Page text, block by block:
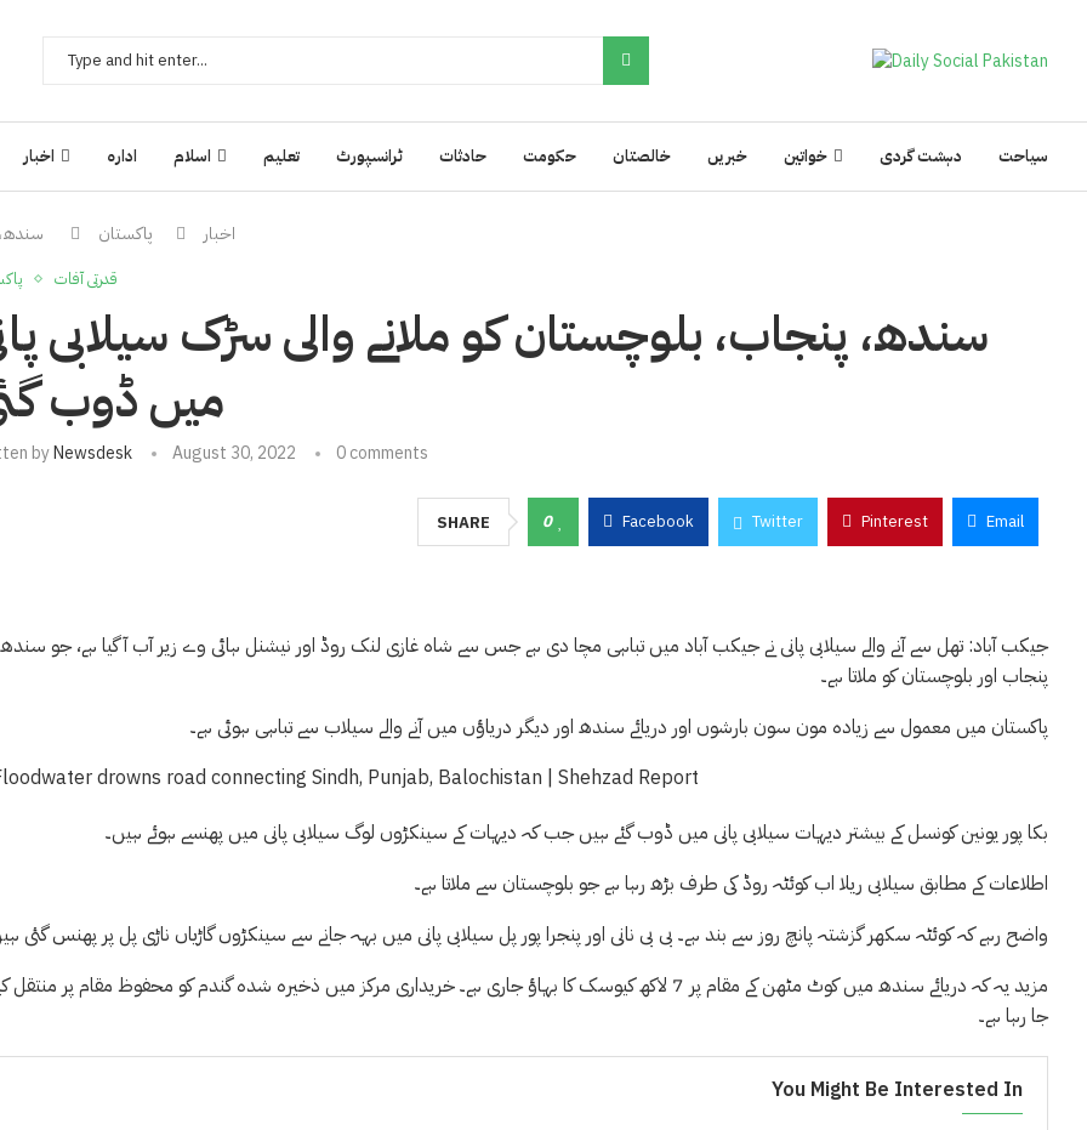
اخبار ادارہ اسلام تعلیم ٹرانسپورٹ حادثات حکومت خالصتان خبریں خواتین دہشت گردی سیاحت
اخبار پاکستان
قدرتی آفات
سندھ، پنجاب، بلوچستان کو ملانے والی سڑک سیلابی
میں ڈوب
byNewsdesk August 30, 2022 0 comments
SHARE 0 Facebook Twitter Pinterest Email
جیکب آباد: تھل سے آنے والے سیلابی پانی نے جیکب آباد میں تباہی مچا دی ہے جس سے شاہ غازی لنک روڈ اور نیشنل ہائی وے زیر آب آ گیا ہے، جو
پنجاب اور بلوچستان کو ملاتا ہے۔
پاکستان میں معمول سے زیادہ مون سون بارشوں اور دریائے سندھ اور دیگر دریاؤں میں آنے والے سیلاب سے تباہی ہوئی ہے۔
بکا پور یونین کونسل کے بیشتر دیہات سیلابی پانی میں ڈوب گئے ہیں جب کہ دیہات کے سینکڑوں لوگ سیلابی پانی میں پھنسے ہوئے ہیں۔
اطلاعات کے مطابق سیلابی ریلا اب کوئٹہ روڈ کی طرف بڑھ رہا ہے جو بلوچستان سے ملاتا ہے۔
واضح رہے کہ کوئٹہ سکھر گزشتہ پانچ روز سے بند ہے۔ بی بی نانی اور پنجرا پور پل سیلابی پانی میں بہہ جانے سے سینکڑوں گاڑیاں ناڑی پل پر پھنس گئی
مزید یہ کہ دریائے سندھ میں کوٹ مٹھن کے مقام پر 7 لاکھ کیوسک کا بہاؤ جاری ہے۔ خریداری مرکز میں ذخیرہ شدہ گندم کو محفوظ مقام پر منتقل
جا رہا ہے۔
You Might Be Interested In